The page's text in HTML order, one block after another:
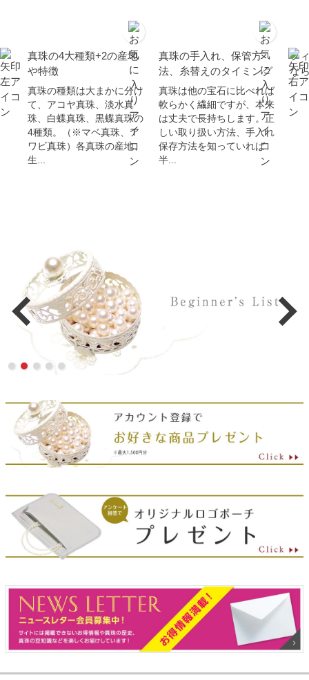
真珠の4大種類+2の産地
や特徴
真珠の種類は大まかに分け
て、アコヤ真珠、淡水真
珠、白蝶真珠、黒蝶真珠の
4種類。（※マベ真珠、ア
ワビ真珠）各真珠の産地、
生...
真珠の手入れ、保管方
法、糸替えのタイミング
真珠は他の宝石に比べれば
軟らかく繊細ですが、本来
は丈夫で長持ちします。正
しい取り扱い方法、手入れ
保存方法を知っていれば
半...
フ
な